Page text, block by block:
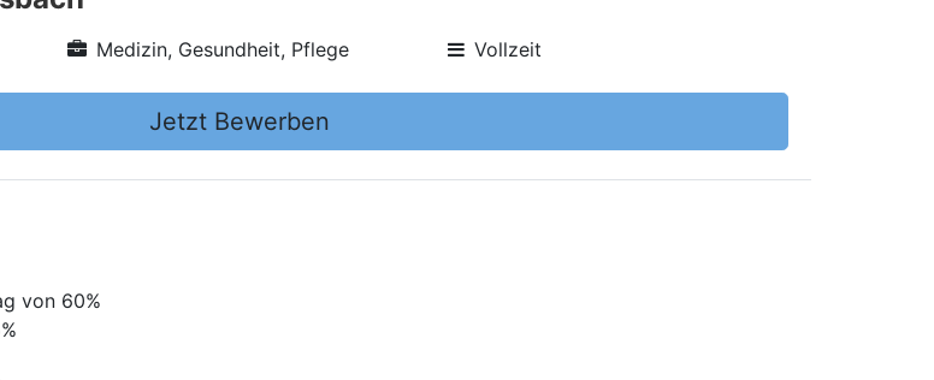
Medizin, Gesundheit, Pflege Vollzeit
Jetzt Bewerben
von 60%